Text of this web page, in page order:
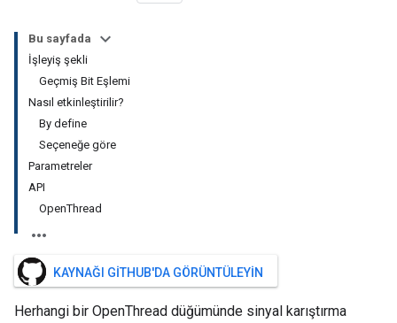
Bu sayfada
İşleyiş şekli
Geçmiş Bit Eşlemi
Nasıl etkinleştirilir?
By define
Seçeneğe göre
Parametreler
API
OpenThread
KAYNAĞI GITHUB'DA GÖRÜNTÜLEYIN
Herhangi bir OpenThread düğümünde sinyal karıştırma